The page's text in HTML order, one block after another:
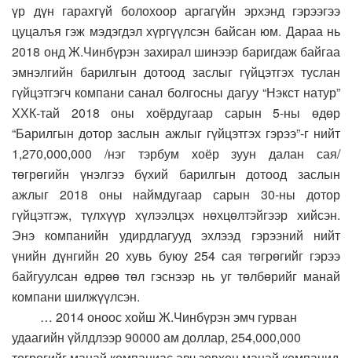
үр дүн гарахгүй болохоор аргагүйн эрхэнд гэрээгээ
цуцалъя гэж мэдэгдэл хүргүүлсэн байсан юм. Дараа нь
2018 онд Ж.Чинбүрэн захирал шинээр баригдаж байгаа
эмнэлгийн барилгын дотоод заслыг гүйцэтгэх туслан
гүйцэтгэгч компани санал болгосны дагуу “Нэкст натур”
ХХК-тай 2018 оны хоёрдугаар сарын 5-ны өдөр
“Барилгын дотор заслын ажлыг гүйцэтгэх гэрээ”-г нийт
1,270,000,000 /нэг тэрбум хоёр зуун далан сая/
төгрөгийн үнэлгээ бүхий барилгын дотоод заслын
ажлыг 2018 оны наймдугаар сарын 30-ны дотор
гүйцэтгэж, түлхүүр хүлээлцэх нөхцөлтэйгээр хийсэн.
Энэ компанийн удирдлагууд эхлээд гэрээний нийт
үнийн дүнгийн 20 хувь буюу 254 сая төгрөгийг гэрээ
байгуулсан өдрөө төл гэснээр нь уг төлбөрийг манай
компани шилжүүлсэн.
… 2014 оноос хойш Ж.Чинбүрэн эмч гурван
удаагийн үйлдлээр 90000 ам доллар, 254,000,000